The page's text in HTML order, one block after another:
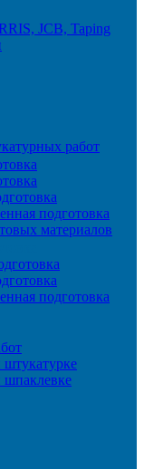
JCB, Taping
работ
подготовка
материалов
подготовка
шпаклевке